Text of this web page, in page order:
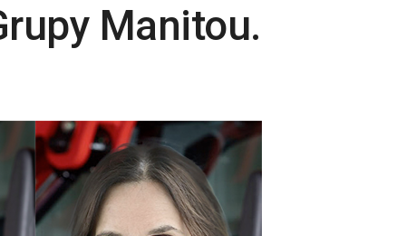
Manitou.